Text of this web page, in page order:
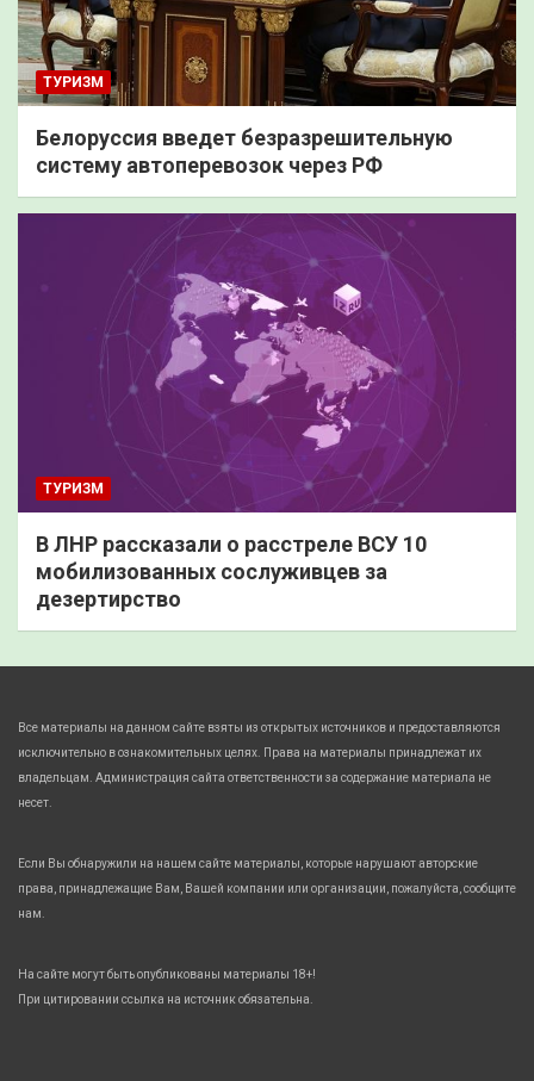
ТУРИЗМ
Белоруссия введет безразрешительную
систему автоперевозок через РФ
ТУРИЗМ
В ЛНР рассказали о расстреле ВСУ 10
мобилизованных сослуживцев за
дезертирство
Все материалы на данном сайте взяты из открытых источников и предоставляются
исключительно в ознакомительных целях. Права на материалы принадлежат их
владельцам. Администрация сайта ответственности за содержание материала не
несет.
Если Вы обнаружили на нашем сайте материалы, которые нарушают авторские
права, принадлежащие Вам, Вашей компании или организации, пожалуйста, сообщите
нам.
На сайте могут быть опубликованы материалы 18+!
При цитировании ссылка на источник обязательна.